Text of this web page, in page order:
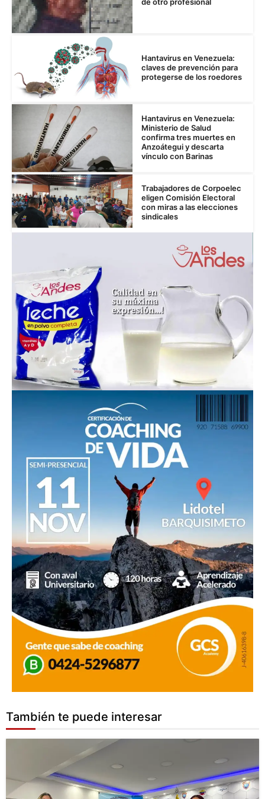
de otro profesional
Hantavirus en Venezuela:
claves de prevención para
protegerse de los roedores
Hantavirus en Venezuela:
Ministerio de Salud
confirma tres muertes en
Anzoátegui y descarta
vínculo con Barinas
Trabajadores de Corpoelec
eligen Comisión Electoral
con miras a las elecciones
sindicales
También te puede interesar